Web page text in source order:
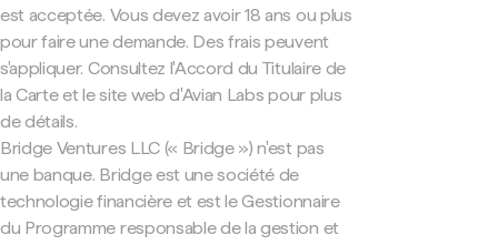
est acceptée. Vous devez avoir 18 ans ou plus
pour faire une demande. Des frais peuvent
s'appliquer. Consultez l'Accord du Titulaire de
la Carte et le site web d'Avian Labs pour plus
de détails.
Bridge Ventures LLC (« Bridge ») n'est pas
une banque. Bridge est une société de
technologie financière et est le Gestionnaire
du Programme responsable de la gestion et